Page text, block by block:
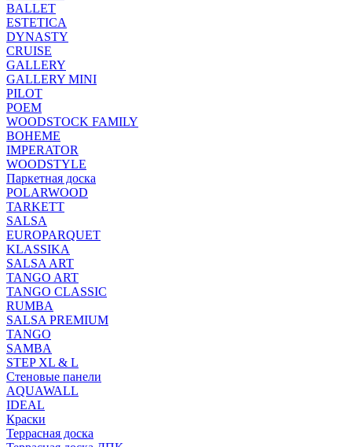
BALLET
ESTETICA
DYNASTY
CRUISE
GALLERY
GALLERY MINI
PILOT
POEM
WOODSTOCK FAMILY
BOHEME
IMPERATOR
WOODSTYLE
Паркетная доска
POLARWOOD
TARKETT
SALSA
EUROPARQUET
KLASSIKA
SALSA ART
TANGO ART
TANGO CLASSIC
RUMBA
SALSA PREMIUM
TANGO
SAMBA
STEP XL & L
Стеновые панели
AQUAWALL
IDEAL
Краски
Террасная доска